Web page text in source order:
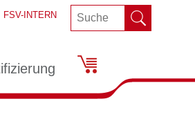
FSV-INTERN